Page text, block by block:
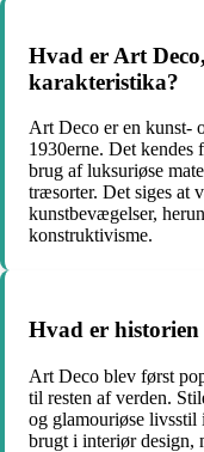
Hvad er Art
karakteristika?
Art Deco er en kunst-
1930erne. Det kendes
brug af luksuriøse
træsorter. Det siges at
kunstbevægelser,
konstruktivisme.
Hvad er
Art Deco blev først
til resten af verden.
og glamouriøse livsstil
brugt i interiør design,